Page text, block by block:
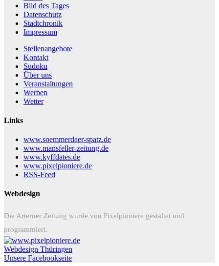
Bild des Tages
Datenschutz
Stadtchronik
Impressum
Stellenangebote
Kontakt
Sudoku
Über uns
Veranstaltungen
Werben
Wetter
Links
www.soemmerdaer-spatz.de
www.mansfeller-zeitung.de
www.kyffdates.de
www.pixelpioniere.de
RSS-Feed
Webdesign
Die Arterner Zeitung wurde von Pixelpioniere gestaltet und
programmiert.
Webdesign Thüringen
Unsere Facebookseite